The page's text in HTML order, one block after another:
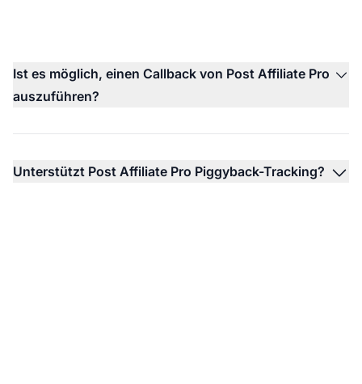
Ist es möglich, einen Callback von Post Affiliate Pro
auszuführen?
Unterstützt Post Affiliate Pro Piggyback-Tracking?